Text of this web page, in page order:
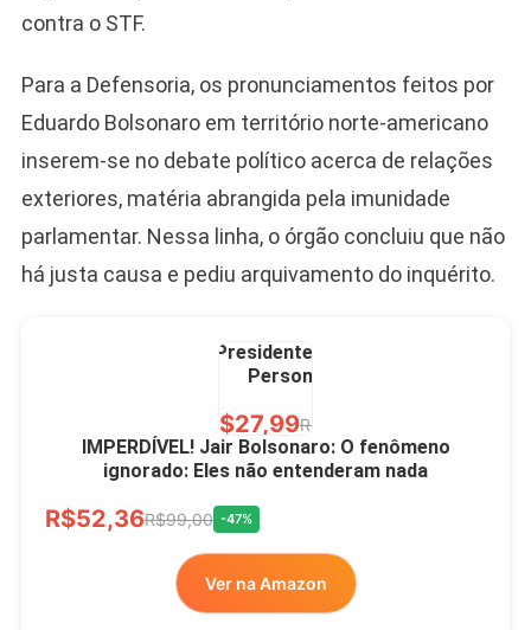
contra o STF.
Para a Defensoria, os pronunciamentos feitos por
Eduardo Bolsonaro em território norte-americano
inserem-se no debate político acerca de relações
exteriores, matéria abrangida pela imunidade
parlamentar. Nessa linha, o órgão concluiu que não
há justa causa e pediu arquivamento do inquérito.
Ver no MERCADO
LIVRE
Presidente Porcelana
Personalizada
R$27,99R$49,00
IMPERDÍVEL! Jair Bolsonaro: O fenômeno
ignorado: Eles não entenderam nada
R$52,36R$99,00 -47%
Ver na Amazon